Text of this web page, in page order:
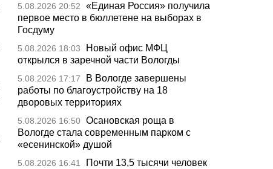
5.08.2026 20:52
«Единая Россия» получила
первое место в бюллетене на выборах в
Госдуму
5.08.2026 18:03
Новый офис МФЦ
открылся в заречной части Вологды
5.08.2026 17:17
В Вологде завершены
работы по благоустройству на 18
дворовых территориях
5.08.2026 16:50 Осановская роща в
Вологде стала современным парком с
«есенинской» душой
5.08.2026 16:41
Почти 13,5 тысячи человек